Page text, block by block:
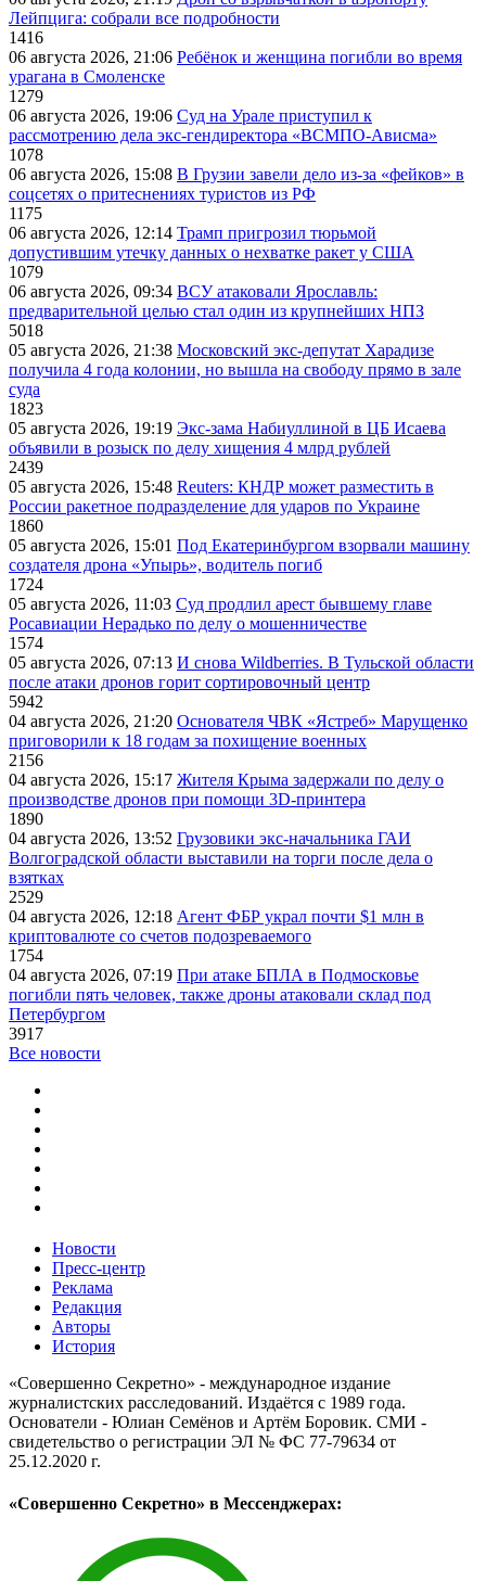
Лейпцига: собрали все подробности
1416
06 августа 2026, 21:06 Ребёнок и женщина погибли во время
урагана в Смоленске
1279
06 августа 2026, 19:06 Суд на Урале приступил к
рассмотрению дела экс-гендиректора «ВСМПО-Ависма»
1078
06 августа 2026, 15:08 В Грузии завели дело из-за «фейков» в
соцсетях о притеснениях туристов из РФ
1175
06 августа 2026, 12:14 Трамп пригрозил тюрьмой
допустившим утечку данных о нехватке ракет у США
1079
06 августа 2026, 09:34 ВСУ атаковали Ярославль:
предварительной целью стал один из крупнейших НПЗ
5018
05 августа 2026, 21:38 Московский экс-депутат Харадизе
получила 4 года колонии, но вышла на свободу прямо в зале
суда
1823
05 августа 2026, 19:19 Экс-зама Набиуллиной в ЦБ Исаева
объявили в розыск по делу хищения 4 млрд рублей
2439
05 августа 2026, 15:48 Reuters: КНДР может разместить в
России ракетное подразделение для ударов по Украине
1860
05 августа 2026, 15:01 Под Екатеринбургом взорвали машину
создателя дрона «Упырь», водитель погиб
1724
05 августа 2026, 11:03 Суд продлил арест бывшему главе
Росавиации Нерадько по делу о мошенничестве
1574
05 августа 2026, 07:13 И снова Wildberries. В Тульской области
после атаки дронов горит сортировочный центр
5942
04 августа 2026, 21:20 Основателя ЧВК «Ястреб» Марущенко
приговорили к 18 годам за похищение военных
2156
04 августа 2026, 15:17 Жителя Крыма задержали по делу о
производстве дронов при помощи 3D‑принтера
1890
04 августа 2026, 13:52 Грузовики экс-начальника ГАИ
Волгоградской области выставили на торги после дела о
взятках
2529
04 августа 2026, 12:18 Агент ФБР украл почти $1 млн в
криптовалюте со счетов подозреваемого
1754
04 августа 2026, 07:19 При атаке БПЛА в Подмосковье
погибли пять человек, также дроны атаковали склад под
Петербургом
3917
Все новости
Новости
Пресс-центр
Реклама
Редакция
Авторы
История
«Совершенно Секретно» - международное издание
журналистских расследований. Издаётся с 1989 года.
Основатели - Юлиан Семёнов и Артём Боровик. CМИ -
свидетельство о регистрации ЭЛ № ФС 77-79634 от
25.12.2020 г.
«Совершенно Секретно» в Мессенджерах: